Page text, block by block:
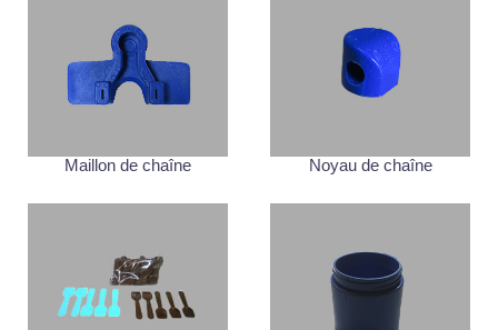
Maillon de chaîne Noyau de chaîne